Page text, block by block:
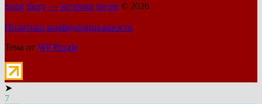
Song Story — истории песен © 2026
Политика конфиденциальности
Тема от WP Puzzle
➤
7